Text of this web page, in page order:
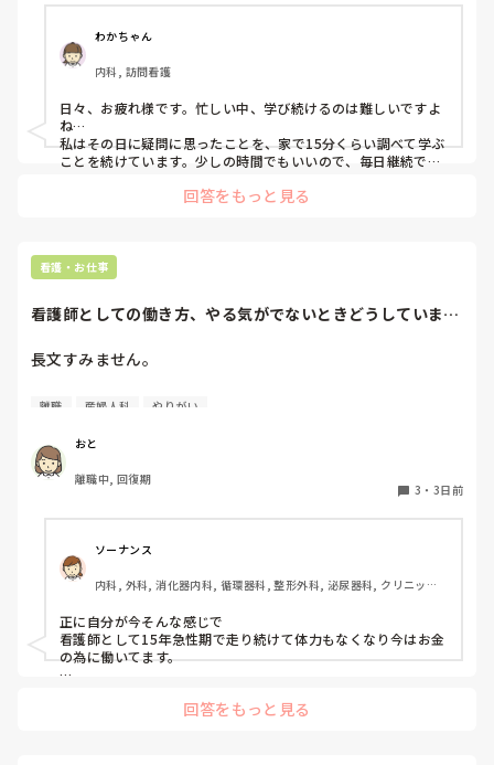
学びを続けていますか。
わかちゃん
内科, 訪問看護
日々、お疲れ様です。忙しい中、学び続けるのは難しいですよ
ね…
私はその日に疑問に思ったことを、家で15分くらい調べて学ぶ
ことを続けています。少しの時間でもいいので、毎日継続でき
回答をもっと見る
看護・お仕事
看護師としての働き方、やる気がでないときどうしています
長文すみません。
急性期の消化器内科病棟で3年、地域包括ケア病棟で1年働い
私自身バリバリ働きたいタイプではなく、看護師に疲れて現
在離職中です。
れるようになりたいという思いから急性期病棟に入職しまし
一般患者の病態にも興味がわかず日々の業務に疲れ勉強もや
る気が出来ない。そんな自分に嫌気がさして退職しました。
学先の人事課の方から転職サイトを利用して1年で離職する
ような方を雇いたいとは思わないとお言葉を頂き転職活動も
辞めてしまいました。(次働くとしても転職サイトは使いま
離職 産婦人科 やりがい
おと
離職中, 回復期
3 ・ 3日前
ソーナンス
内科, 外科, 消化器内科, 循環器科, 整形外科, 泌尿器科, クリニック,
正に自分が今そんな感じで
看護師として15年急性期で走り続けて体力もなくなり今はお金
の為に働いてます。
た面接は厳しい事多いです。）自分の叶えたかった助産師の夢
回答をもっと見る